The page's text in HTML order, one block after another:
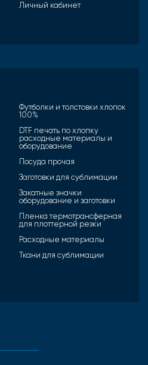
Личный кабинет
Футболки и толстовки хлопок
100%
DTF печать по хлопку
расходные материалы и
оборудование
Посуда прочая
Заготовки для сублимации
Закатные значки
оборудование и заготовки
Пленка термотрансферная
для плоттерной резки
Расходные материалы
Ткани для сублимации